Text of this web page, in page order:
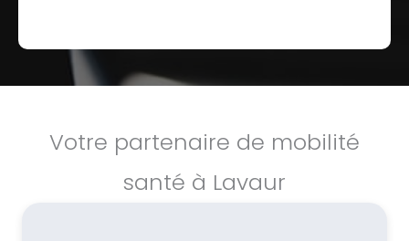
Votre partenaire de mobilité
santé à Lavaur